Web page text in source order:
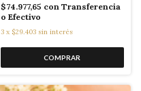
$74.977,65 con Transferencia
o Efectivo
3 x $29.403 sin interés